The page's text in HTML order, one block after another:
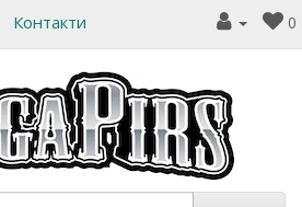
Контакти 0